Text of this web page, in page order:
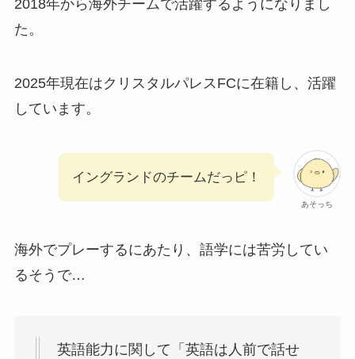
2018年から海外チームで活躍するようになりまし
た。
2025年現在はクリスタルパレスFCに在籍し、活躍
しています。
あそっち
イングランドのチームだっピ！
海外でプレーするにあたり、語学には苦労してい
るそうで…
英語能力に関して「英語は人前で話せ